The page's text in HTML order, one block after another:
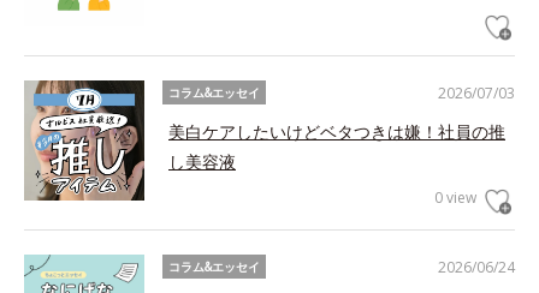
2026/07/03
コラム&エッセイ
美白ケアしたいけどベタつきは嫌！社員の推
し美容液
0 view
2026/06/24
コラム&エッセイ